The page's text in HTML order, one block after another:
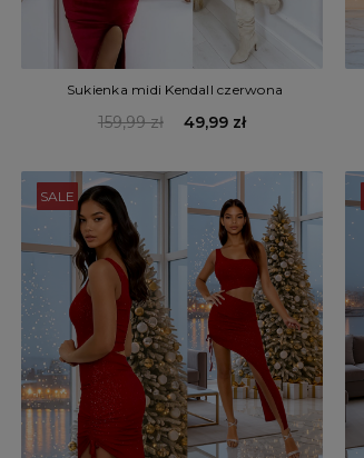
Sukienka midi Kendall czerwona
159,99 zł 49,99 zł
SALE